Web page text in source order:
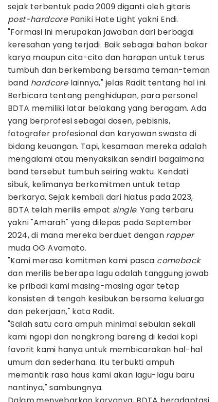
sejak terbentuk pada 2009 diganti oleh gitaris
post-hardcorePaniki Hate Light yakni Endi.
"Formasi ini merupakan jawaban dari berbagai
keresahan yang terjadi. Baik sebagai bahan bakar
karya maupun cita-cita dan harapan untuk terus
tumbuh dan berkembang bersama teman-teman
band hardcorelainnya," jelas Radit tentang hal ini.
Berbicara tentang penghidupan, para personel
BDTA memiliki latar belakang yang beragam. Ada
yang berprofesi sebagai dosen, pebisnis,
fotografer profesional dan karyawan swasta di
bidang keuangan. Tapi, kesamaan mereka adalah
mengalami atau menyaksikan sendiri bagaimana
band tersebut tumbuh seiring waktu. Kendati
sibuk, kelimanya berkomitmen untuk tetap
berkarya. Sejak kembali dari hiatus pada 2023,
BDTA telah merilis empat single. Yang terbaru
yakni "Amarah" yang dilepas pada September
2024, di mana mereka berduet dengan rapper
muda OG Avamato.
"Kami merasa komitmen kami pasca comeback
dan merilis beberapa lagu adalah tanggung jawab
ke pribadi kami masing-masing agar tetap
konsisten di tengah kesibukan bersama keluarga
dan pekerjaan," kata Radit.
"Salah satu cara ampuh minimal sebulan sekali
kami ngopi dan nongkrong bareng di kedai kopi
favorit kami hanya untuk membicarakan hal-hal
umum dan sederhana. Itu terbukti ampuh
memantik rasa haus kami akan lagu-lagu baru
nantinya," sambungnya.